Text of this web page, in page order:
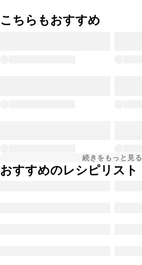
こちらもおすすめ
続きをもっと見る
おすすめのレシピリスト